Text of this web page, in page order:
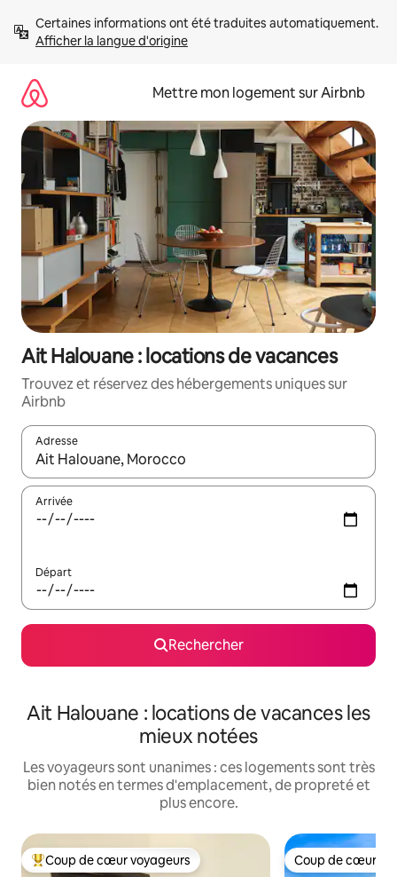
directement
Afficher la langue d'origine
Mettre mon logement sur Airbnb
Ait Halouane : locations de vacances
Trouvez et réservez des hébergements uniques sur
Airbnb
Adresse
Lorsque les résultats s'affichent, utilisez les flèches vers le
Arrivée
Départ
Rechercher
Ait Halouane : locations de vacances les
mieux notées
Les voyageurs sont unanimes : ces logements sont très
bien notés en termes d'emplacement, de propreté et
plus encore.
Coups de cœur voyageurs les plus appréciés
Coup de cœur voyageurs Coup de cœur
Coup de cœur